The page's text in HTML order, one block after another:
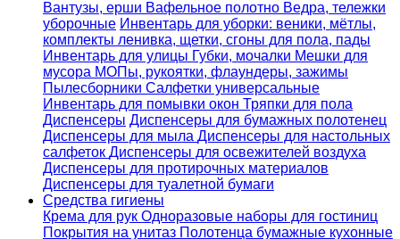
Вантузы, ерши Вафельное полотно Ведра, тележки
уборочные Инвентарь для уборки: веники, мётлы,
комплекты ленивка, щетки, сгоны для пола, пады
Инвентарь для улицы Губки, мочалки Мешки для
мусора МОПы, рукоятки, флаундеры, зажимы
Пылесборники Салфетки универсальные
Инвентарь для помывки окон Тряпки для пола
Диспенсеры Диспенсеры для бумажных полотенец
Диспенсеры для мыла Диспенсеры для настольных
салфеток Диспенсеры для освежителей воздуха
Диспенсеры для протирочных материалов
Диспенсеры для туалетной бумаги
Средства гигиены
Крема для рук Одноразовые наборы для гостиниц
Покрытия на унитаз Полотенца бумажные кухонные